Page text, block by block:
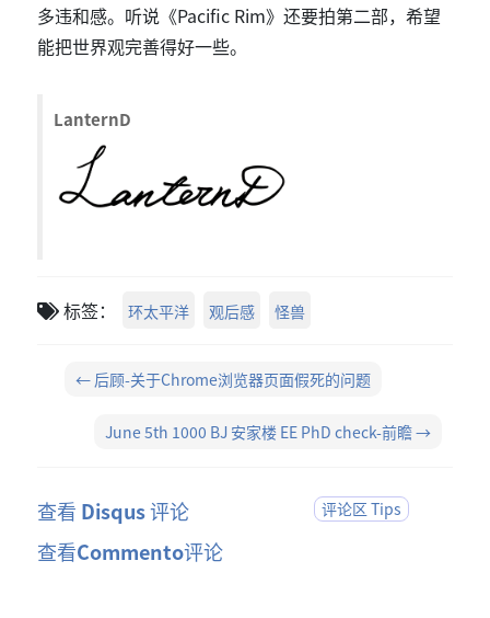
多违和感。听说《Pacific Rim》还要拍第二部，希望
能把世界观完善得好一些。
LanternD
标签： 环太平洋 观后感 怪兽
← 后顾-关于Chrome浏览器页面假死的问题
June 5th 1000 BJ 安家楼 EE PhD check-前瞻 →
查看 Disqus评论 评论区 Tips
查看Commento评论